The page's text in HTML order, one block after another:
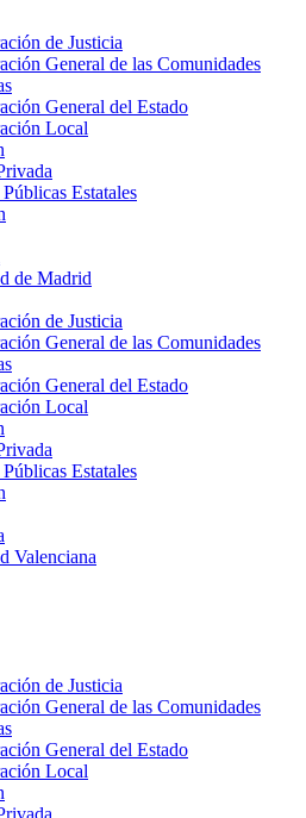
de Justicia
General de las Comunidades
General del Estado
Local
Estatales
de Madrid
de Justicia
General de las Comunidades
General del Estado
Local
Estatales
Valenciana
de Justicia
General de las Comunidades
General del Estado
Local